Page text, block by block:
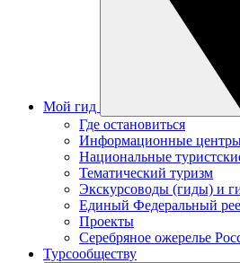
Мой гид
Где остановиться
Информационные
Национальные
Тематический туризм
Экскурсоводы (гиды) и
Единый Федеральный
Проекты
Серебряное ожерелье
Турсообществу